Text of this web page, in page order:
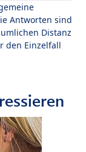
Antworten sind
Distanz
den Einzelfall